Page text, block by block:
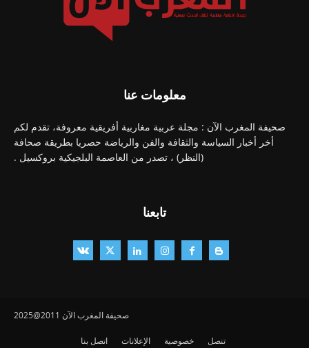
معلومات عنا
صحيفة المغرب الآن : مجلة عربية مغاربية أفريقية معروفة، تقدم لكم
أخر أخبار السياسة والثقافة والفن والرياضة حصريا بطريقة صحافة
(النظر) ، تصدر من العاصمة البلجيكية بروكسيل .
تابعنا
صحيفة المغرب الآن 2011@2025
تنصل خصوصية الإعلانات اتصل بنا